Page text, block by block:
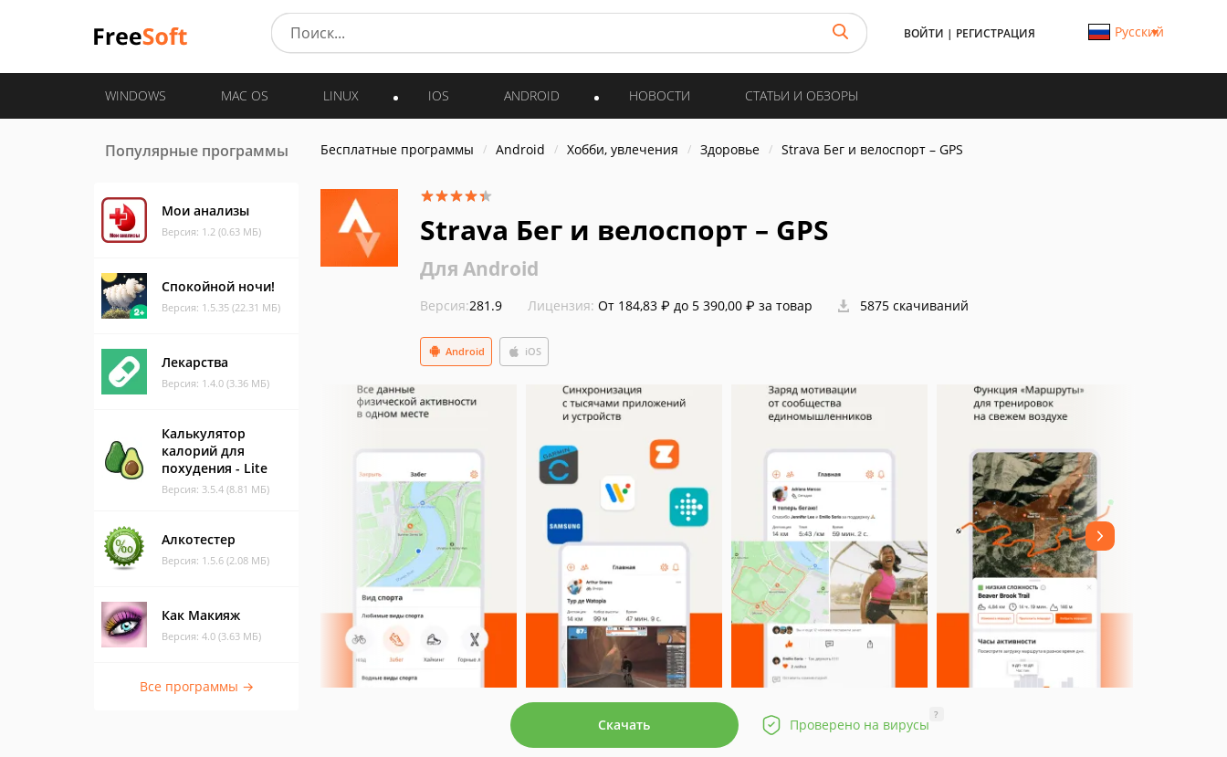
ВОЙТИ | РЕГИСТРАЦИЯ Русский
WINDOWS MAC OS LINUX IOS ANDROID НОВОСТИ СТАТЬИ И ОБЗОРЫ
Популярные программы
Мои анализы
Версия: 1.2 (0.63 МБ)
Спокойной ночи!
Версия: 1.5.35 (22.31 МБ)
Лекарства
Версия: 1.4.0 (3.36 МБ)
Калькулятор
калорий для
похудения - Lite
Версия: 3.5.4 (8.81 МБ)
Алкотестер
Версия: 1.5.6 (2.08 МБ)
Как Макияж
Версия: 4.0 (3.63 МБ)
Все программы →
Бесплатные программы Android Хобби, увлечения Здоровье Strava Бег и велоспорт – GPS
Strava Бег и велоспорт – GPS
Для Android
Версия:281.9 Лицензия: От 184,83 ₽ до 5 390,00 ₽ за товар 5875 скачиваний
Android iOS
Скачать Проверено на вирусы
?